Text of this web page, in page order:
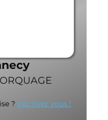
? Inscrivez vous !